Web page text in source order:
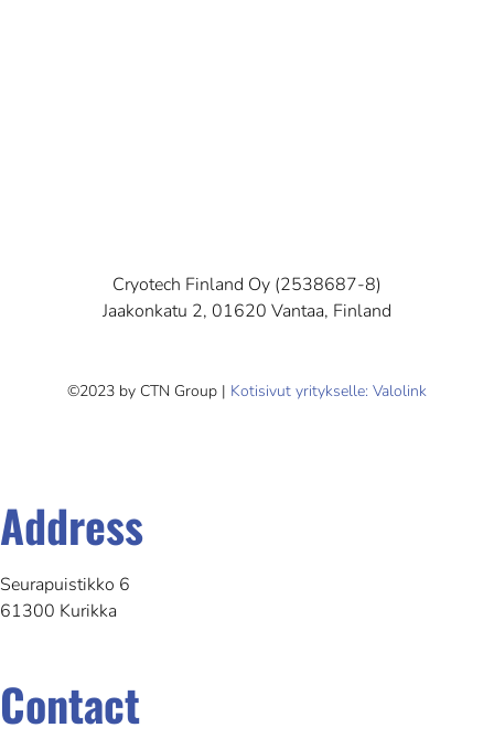
Cryotech Finland Oy (2538687-8)
Jaakonkatu 2, 01620 Vantaa, Finland
©2023 by CTN Group | Kotisivut yritykselle: Valolink
Address
Seurapuistikko 6
61300 Kurikka
Contact